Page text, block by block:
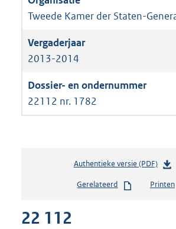
Tweede Kamer der Staten-
2013-2014
22112 nr. 1782
Authentieke versie (PDF)b
s
Gerelateerd Printen
22 112